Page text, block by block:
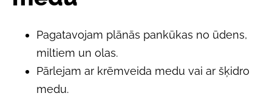
Pagatavojam plānās pankūkas no ūdens,
miltiem un olas.
Pārlejam ar krēmveida medu vai ar šķidro
medu.